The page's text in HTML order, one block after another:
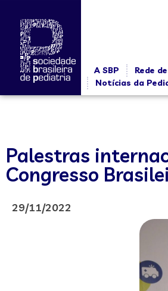
A SBP Rede
Notícias da
Palestras
Congresso
29/11/2022